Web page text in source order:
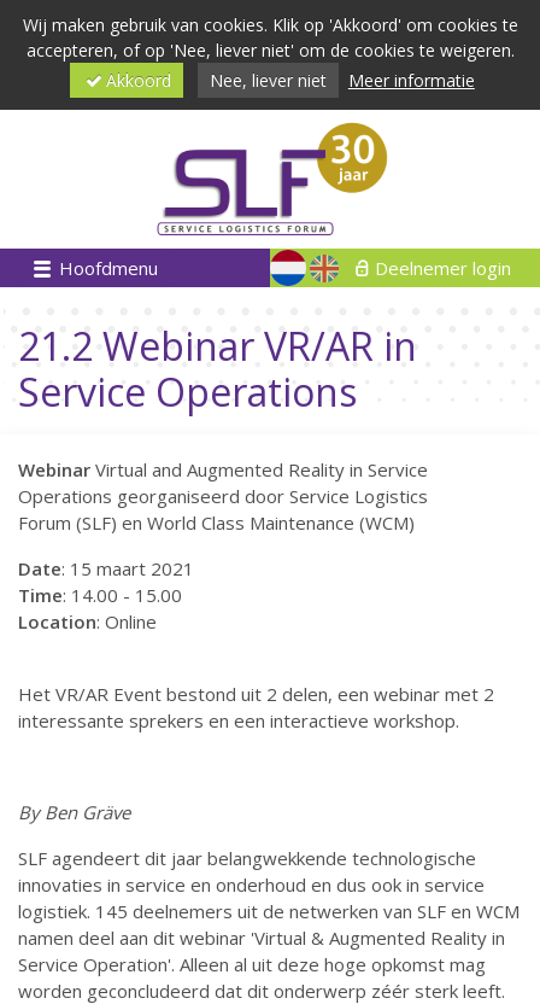
Wij maken gebruik van cookies. Klik op 'Akkoord' om cookies te
accepteren, of op 'Nee, liever niet' om de cookies te weigeren.
Akkoord
Nee, liever niet Meer informatie
Hoofdmenu Deelnemer login
21.2 Webinar VR/AR in
Service Operations
Webinar Virtual and Augmented Reality in Service
Operations georganiseerd door Service Logistics
Forum (SLF) en World Class Maintenance (WCM)
Date: 15 maart 2021
Time: 14.00 - 15.00
Location: Online
Het VR/AR Event bestond uit 2 delen, een webinar met 2
interessante sprekers en een interactieve workshop.
By Ben Gräve
SLF agendeert dit jaar belangwekkende technologische
innovaties in service en onderhoud en dus ook in service
logistiek. 145 deelnemers uit de netwerken van SLF en WCM
namen deel aan dit webinar 'Virtual & Augmented Reality in
Service Operation'. Alleen al uit deze hoge opkomst mag
worden geconcludeerd dat dit onderwerp zéér sterk leeft.